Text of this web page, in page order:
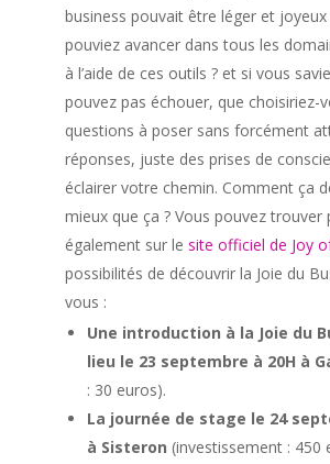
business pouvait être léger et joyeux
pouviez avancer dans tous les
à l’aide de ces outils ? et si vous
pouvez pas échouer, que choisiriez-
questions à poser sans forcément
réponses, juste des prises de
éclairer votre chemin. Comment ça
mieux que ça ? Vous pouvez trouver
également sur le site officiel de Joy
possibilités de découvrir la Joie du
vous :
Une introduction à la Joie du
lieu le 23 septembre à 20H à
: 30 euros).
La journée de stage le 24
à Sisteron (investissement : 450